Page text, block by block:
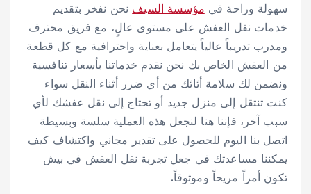
سهولة وراحة في مؤسسة السيف نحن نفخر بتقديم
خدمات نقل العفش على مستوى عالٍ، مع فريق محترف
ومدرب تدريباً عالياً يتعامل بعناية واحترافية مع كل قطعة
من العفش الخاص بك نحن نقدم خدماتنا بأسعار تنافسية
ونضمن لك سلامة أثاثك من أي ضرر أثناء النقل سواء
كنت تنتقل إلى منزل جديد أو تحتاج إلى نقل عفشك لأي
سبب آخر، فإننا هنا لنجعل هذه العملية سلسة وبسيطة
اتصل بنا اليوم للحصول على تقدير مجاني واكتشاف كيف
يمكننا مساعدتك في جعل تجربة نقل العفش في بيش
تكون أمراً مريحاً وموثوقاً.